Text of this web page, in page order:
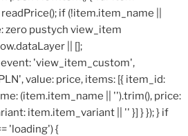
if (!item.item_name ||
zero pustych view_item
|| [];
'view_item_custom',
value: price, items: [{ item_id:
(item.item_name || '').trim(), price:
item.item_variant || '' }] } }); } if
'loading') {